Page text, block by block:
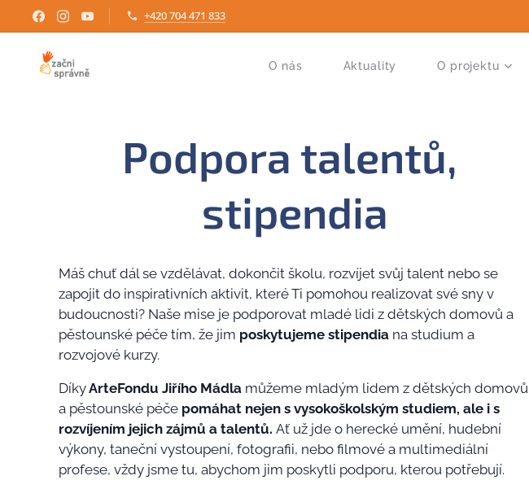
+420 704 471 833
O nás Aktuality O projektu
Podpora talentů,
stipendia
Máš chuť dál se vzdělávat, dokončit školu, rozvíjet svůj talent nebo se
zapojit do inspirativních aktivit, které Ti pomohou realizovat své sny v
budoucnosti? Naše mise je podporovat mladé lidi z dětských domovů a
pěstounské péče tím, že jim poskytujeme stipendia na studium a
rozvojové kurzy.
DíkyArteFondu Jiřího Mádla můžeme mladým lidem z dětských domovů
a pěstounské péče pomáhat nejen s vysokoškolským studiem, ale i s
rozvíjením jejich zájmů a talentů. Ať už jde o herecké umění, hudební
výkony, taneční vystoupení, fotografii, nebo filmové a multimediální
profese, vždy jsme tu, abychom jim poskytli podporu, kterou potřebují.